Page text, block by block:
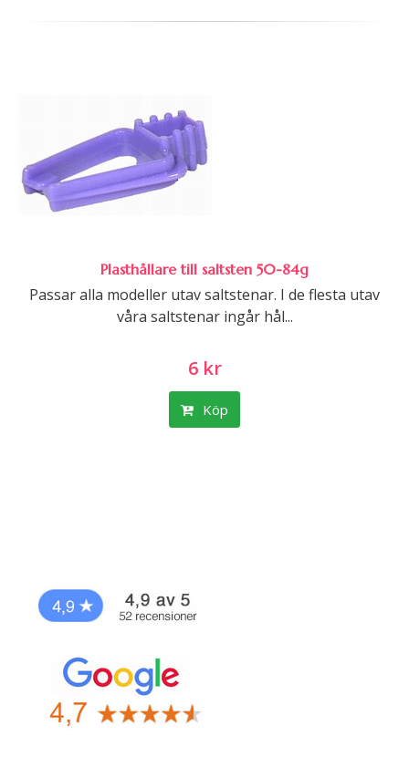
Plasthållare till saltsten 50-84g
Passar alla modeller utav saltstenar. I de flesta utav
våra saltstenar ingår hål...
6 kr
Köp